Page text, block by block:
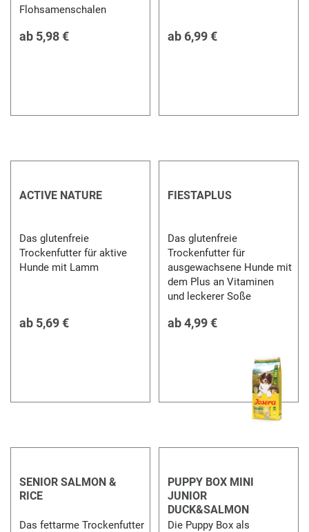
Flohsamenschalen
ab 5,98 € ab 6,99 €
ACTIVE NATURE
Das glutenfreie
Trockenfutter für aktive
Hunde mit Lamm
ab 5,69 €
FIESTAPLUS
Das glutenfreie
Trockenfutter für
ausgewachsene Hunde mit
dem Plus an Vitaminen
und leckerer Soße
ab4,99 €
SENIOR SALMON &
RICE
Das fettarme Trockenfutter
PUPPY BOX MINI
JUNIOR
DUCK&SALMON
Die Puppy Box als